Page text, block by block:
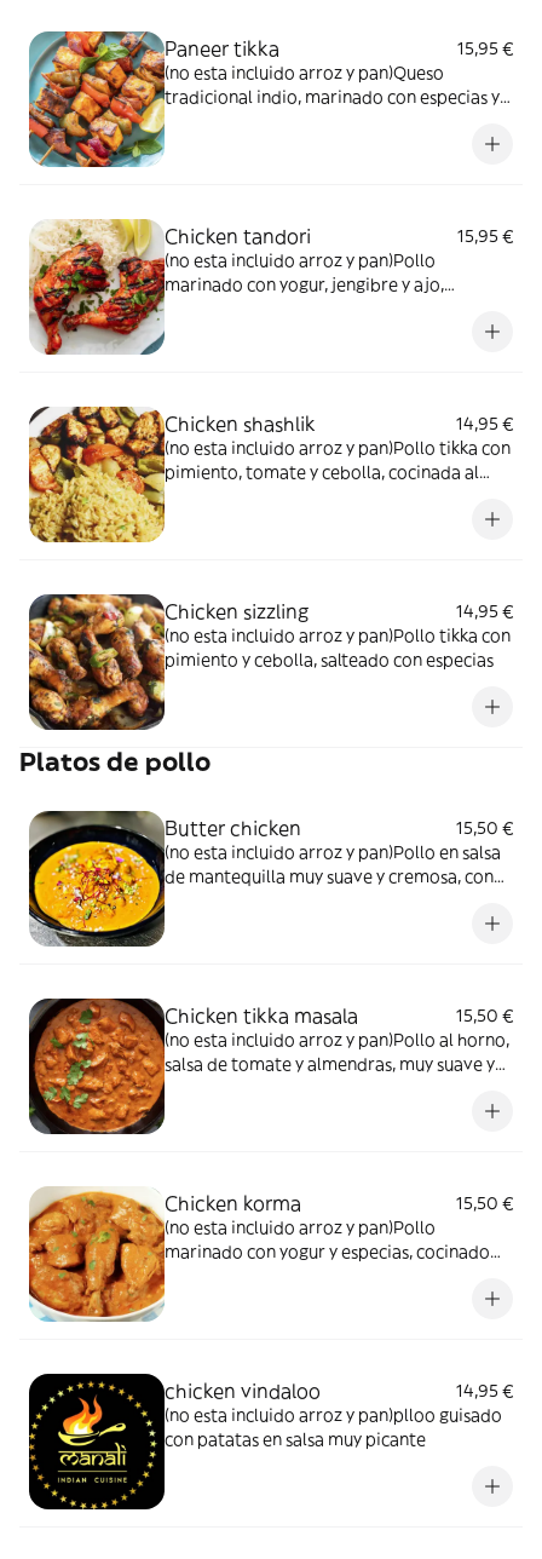
Paneer tikka
15,95 €
(no esta incluido arroz y pan)Queso
tradicional indio, marinado con especias y
Chicken tandori
15,95 €
(no esta incluido arroz y pan)Pollo
marinado con yogur, jengibre y ajo,
Chicken shashlik
14,95 €
(no esta incluido arroz y pan)Pollo tikka con
pimiento, tomate y cebolla, cocinada al
Chicken sizzling
14,95 €
(no esta incluido arroz y pan)Pollo tikka con
pimiento y cebolla, salteado con especias
Platos de pollo
Butter chicken
15,50 €
(no esta incluido arroz y pan)Pollo en salsa
de mantequilla muy suave y cremosa, con
Chicken tikka masala
15,50 €
(no esta incluido arroz y pan)Pollo al horno,
salsa de tomate y almendras, muy suave y
Chicken korma
15,50 €
(no esta incluido arroz y pan)Pollo
marinado con yogur y especias, cocinado
chicken vindaloo
14,95 €
(no esta incluido arroz y pan)plloo guisado
con patatas en salsa muy picante